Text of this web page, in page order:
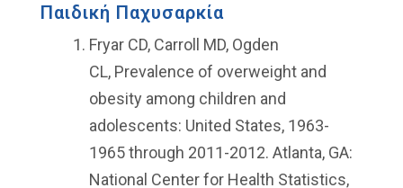
Παιδική Παχυσαρκία
Fryar CD, Carroll MD, Ogden
CL, Prevalence of overweight and
obesity among children and
adolescents: United States, 1963-
1965 through 2011-2012. Atlanta, GA:
National Center for Health Statistics,